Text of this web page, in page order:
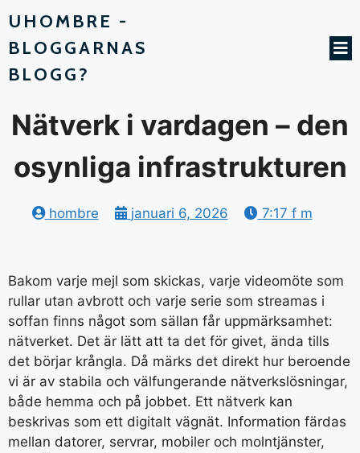
UHOMBRE -
BLOGGARNAS
BLOGG?
Nätverk i vardagen – den
osynliga infrastrukturen
hombre januari 6, 2026 7:17 f m
Bakom varje mejl som skickas, varje videomöte som
rullar utan avbrott och varje serie som streamas i
soffan finns något som sällan får uppmärksamhet:
nätverket. Det är lätt att ta det för givet, ända tills
det börjar krångla. Då märks det direkt hur beroende
vi är av stabila och välfungerande nätverkslösningar,
både hemma och på jobbet. Ett nätverk kan
beskrivas som ett digitalt vägnät. Information färdas
mellan datorer, servrar, mobiler och molntjänster,